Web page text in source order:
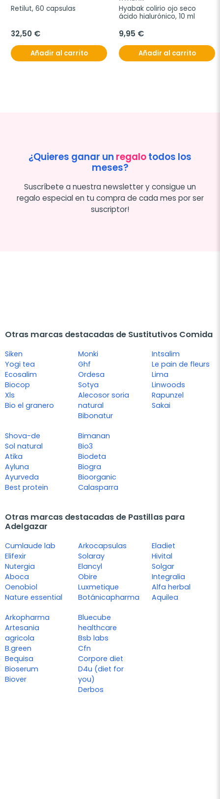
Retilut, 60 capsulas
32,50 €
Añadir al carrito
Hyabak colirio ojo seco
ácido hialurónico, 10 ml
9,95 €
Añadir al carrito
¿Quieres ganar un regalotodos los
meses?
Suscríbete a nuestra newsletter y consigue un
regalo especial en tu compra de cada mes por ser
suscriptor!
Otras marcas destacadas de Sustitutivos Comida
Siken
Yogi tea
Ecosalim
Biocop
Xls
Bio el granero
Monki
Ghf
Ordesa
Sotya
Alecosor soria
natural
Bibonatur
Intsalim
Le pain de fleurs
Lima
Linwoods
Rapunzel
Sakai
Shova-de
Sol natural
Atika
Ayluna
Ayurveda
Best protein
Bimanan
Bio3
Biodeta
Biogra
Bioorganic
Calasparra
Otras marcas destacadas de Pastillas para
Adelgazar
Cumlaude lab
Elifexir
Nutergia
Aboca
Oenobiol
Nature essential
Arkocapsulas
Solaray
Elancyl
Obire
Luxmetique
Botánicapharma
Eladiet
Hivital
Solgar
Integralia
Alfa herbal
Aquilea
Arkopharma
Artesania
agricola
B.green
Bequisa
Bioserum
Biover
Bluecube
healthcare
Bsb labs
Cfn
Corpore diet
D4u (diet for
you)
Derbos